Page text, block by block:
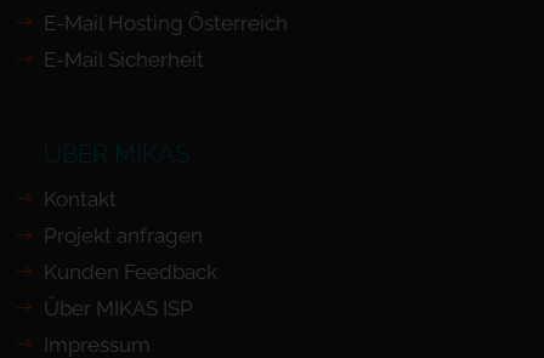
E-Mail Hosting Österreich
E-Mail Sicherheit
ÜBER MIKAS
Kontakt
Projekt anfragen
Kunden Feedback
Über MIKAS ISP
Impressum